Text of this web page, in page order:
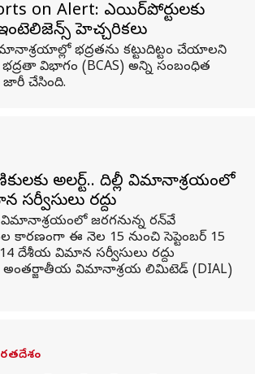
on Alert: ఎయిర్‌పోర్టులకు
ఇంటెలిజెన్స్‌ హెచ్చరికలు
భద్రతను కట్టుదిట్టం చేయాలని
విభాగం (BCAS) అన్ని సంబంధిత
చేసింది.
అలర్ట్‌.. దిల్లీ విమానాశ్రయంలో
సర్వీసులు రద్దు
జరగనున్న రన్‌వే
కారణంగా ఈ నెల 15 నుంచి సెప్టెంబర్ 15
దేశీయ విమాన సర్వీసులు రద్దు
అంతర్జాతీయ విమానాశ్రయ లిమిటెడ్ (DIAL)